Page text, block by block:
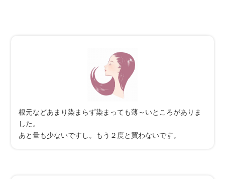
根元などあまり染まらず染まっても薄～いところがありま
した。
あと量も少ないですし。もう２度と買わないです。